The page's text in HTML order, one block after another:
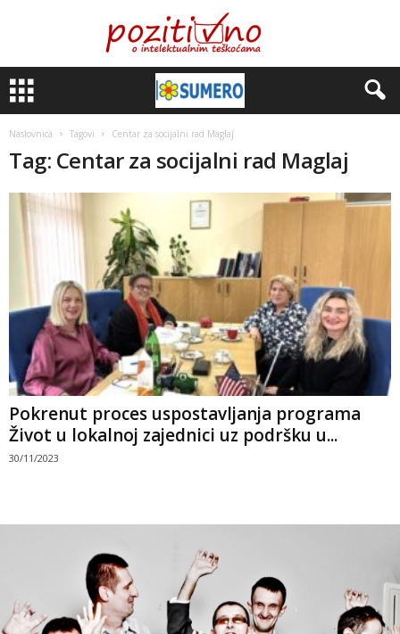
Naslovnica Tagovi Centar za socijalni rad Maglaj
Tag: Centar za socijalni rad Maglaj
Pokrenut proces uspostavljanja programa
Život u lokalnoj zajednici uz podršku u...
30/11/2023